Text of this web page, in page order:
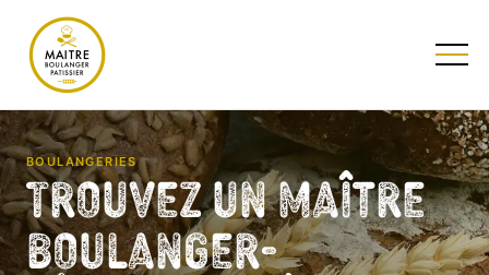
BOULANGERIES
Trouvez un Maître
Boulanger-